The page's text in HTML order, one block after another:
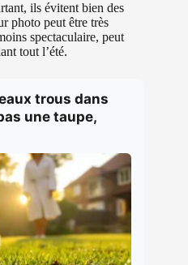
ils évitent bien des
photo peut être très
spectaculaire, peut
tout l’été.
trous dans
une taupe,